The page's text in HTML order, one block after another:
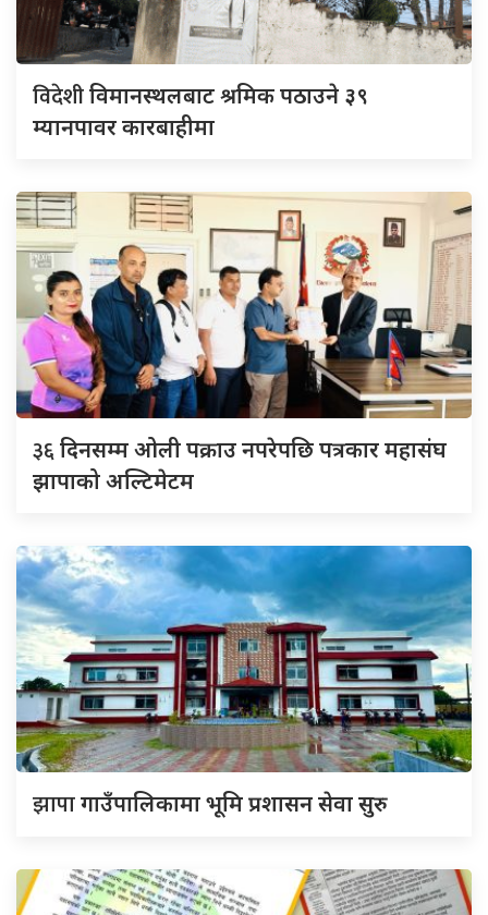
विदेशीविमानस्थलबाट श्रमिक पठाउने ३९
म्यानपावर कारबाहीमा
३६दिनसम्म ओली पक्राउ नपरेपछि पत्रकार महासंघ
झापाको अल्टिमेटम
झापागाउँपालिकामा भूमि प्रशासन सेवा सुरु